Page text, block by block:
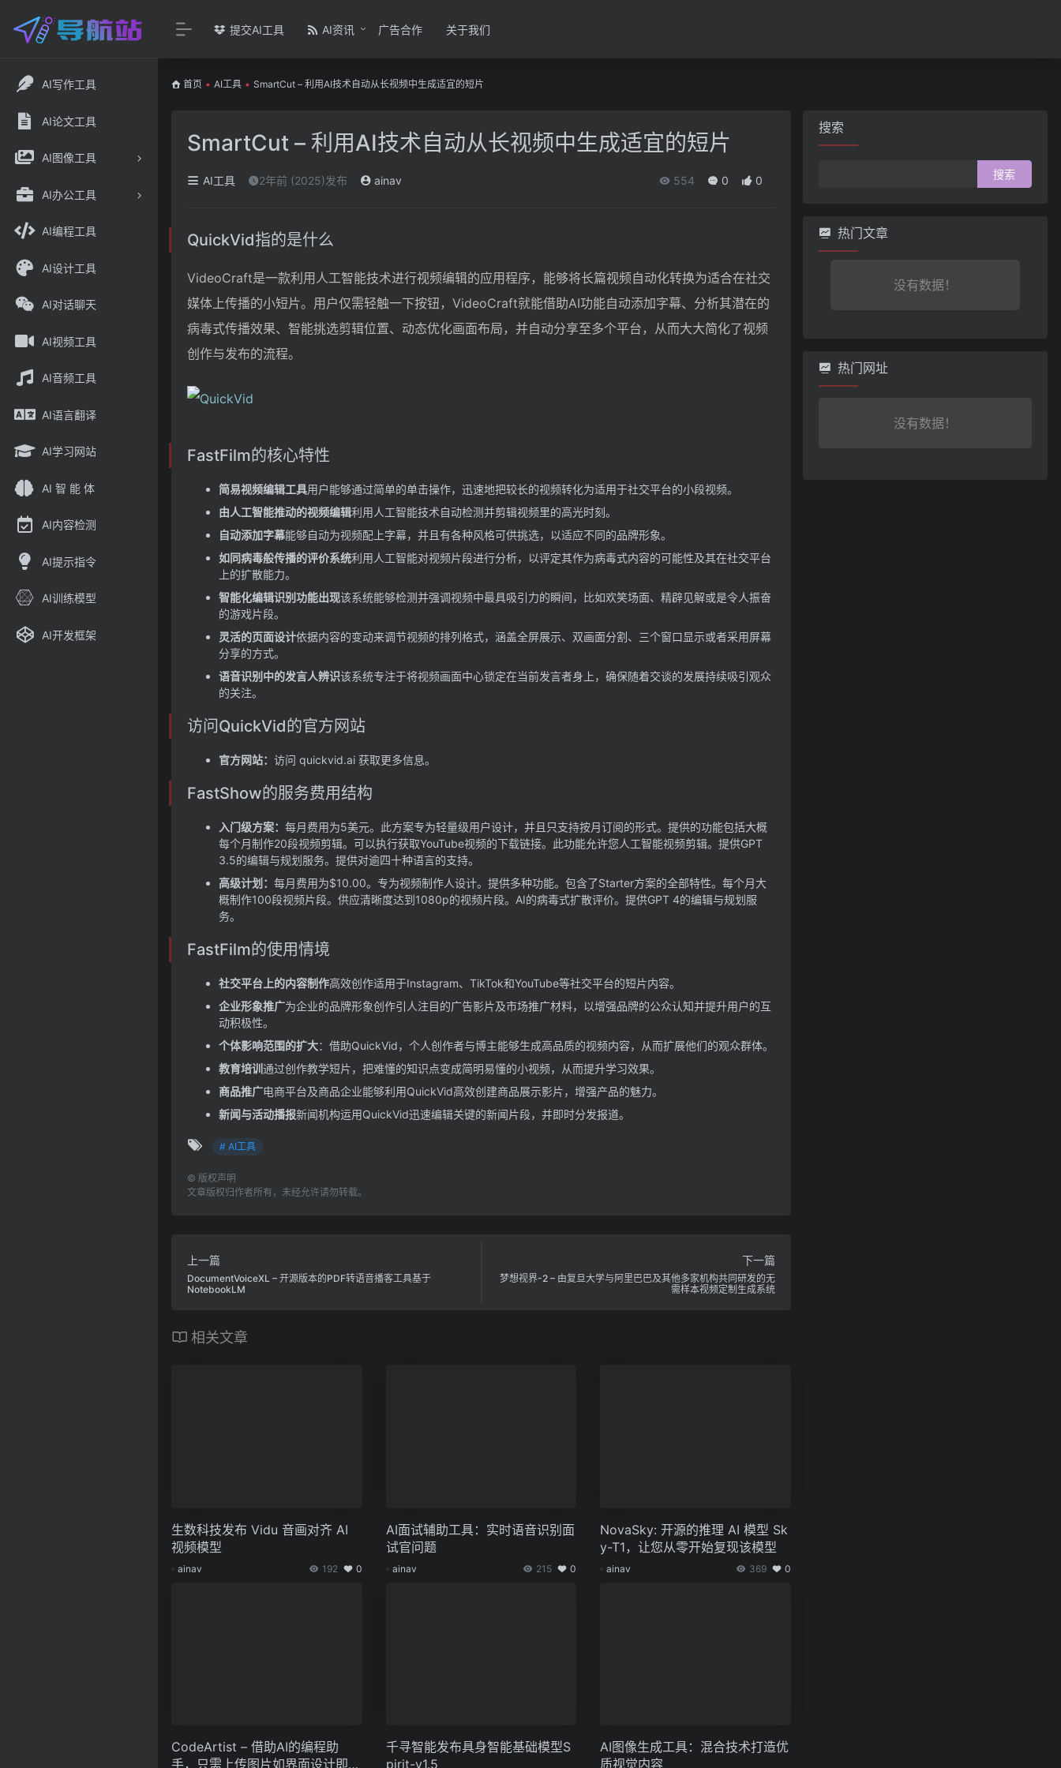
AI写作工具
AI论文工具
AI图像工具
AI办公工具
AI编程工具
AI设计工具
AI对话聊天
AI视频工具
AI音频工具
AI语言翻译
AI学习网站
AI 智 能 体
AI内容检测
AI提示指令
AI训练模型
AI开发框架
提交AI工具 AI资讯 广告合作 关于我们
首页 • AI工具 • SmartCut – 利用AI技术自动从长视频中生成适宜的短片
SmartCut – 利用AI技术自动从长视频中生成适宜的短片
AI工具 2年前 (2025)发布 ainav 554 0 0
QuickVid指的是什么
VideoCraft是一款利用人工智能技术进行视频编辑的应用程序，能够将长篇视频自动化转换为适合在社交
媒体上传播的小短片。用户仅需轻触一下按钮，VideoCraft就能借助AI功能自动添加字幕、分析其潜在的
病毒式传播效果、智能挑选剪辑位置、动态优化画面布局，并自动分享至多个平台，从而大大简化了视频
创作与发布的流程。
FastFilm的核心特性
简易视频编辑工具用户能够通过简单的单击操作，迅速地把较长的视频转化为适用于社交平台的小段视频。
由人工智能推动的视频编辑利用人工智能技术自动检测并剪辑视频里的高光时刻。
自动添加字幕能够自动为视频配上字幕，并且有各种风格可供挑选，以适应不同的品牌形象。
如同病毒般传播的评价系统利用人工智能对视频片段进行分析，以评定其作为病毒式内容的可能性及其在社交平台
上的扩散能力。
智能化编辑识别功能出现该系统能够检测并强调视频中最具吸引力的瞬间，比如欢笑场面、精辟见解或是令人振奋
的游戏片段。
灵活的页面设计依据内容的变动来调节视频的排列格式，涵盖全屏展示、双画面分割、三个窗口显示或者采用屏幕
分享的方式。
语音识别中的发言人辨识该系统专注于将视频画面中心锁定在当前发言者身上，确保随着交谈的发展持续吸引观众
的关注。
访问QuickVid的官方网站
官方网站： 访问 quickvid.ai 获取更多信息。
FastShow的服务费用结构
入门级方案： 每月费用为5美元。此方案专为轻量级用户设计，并且只支持按月订阅的形式。提供的功能包括大概
每个月制作20段视频剪辑。可以执行获取YouTube视频的下载链接。此功能允许您人工智能视频剪辑。 提供GPT
3.5的编辑与规划服务。 提供对逾四十种语言的支持。
高级计划： 每月费用为$10.00。专为视频制作人设计。提供多种功能。 包含了Starter方案的全部特性。 每个月大
概制作100段视频片段。 供应清晰度达到1080p的视频片段。 AI的病毒式扩散评价。 提供GPT 4的编辑与规划服
务。
FastFilm的使用情境
社交平台上的内容制作高效创作适用于Instagram、TikTok和YouTube等社交平台的短片内容。
企业形象推广为企业的品牌形象创作引人注目的广告影片及市场推广材料，以增强品牌的公众认知并提升用户的互
动积极性。
个体影响范围的扩大：借助QuickVid，个人创作者与博主能够生成高品质的视频内容，从而扩展他们的观众群体。
教育培训通过创作教学短片，把难懂的知识点变成简明易懂的小视频，从而提升学习效果。
商品推广电商平台及商品企业能够利用QuickVid高效创建商品展示影片，增强产品的魅力。
新闻与活动播报新闻机构运用QuickVid迅速编辑关键的新闻片段，并即时分发报道。
# AI工具
© 版权声明
文章版权归作者所有，未经允许请勿转载。
上一篇
DocumentVoiceXL – 开源版本的PDF转语音播客工具基于
NotebookLM
下一篇
梦想视界-2 – 由复旦大学与阿里巴巴及其他多家机构共同研发的无
需样本视频定制生成系统
相关文章
生数科技发布 Vidu 音画对齐 AI
视频模型
ainav 192 0
AI面试辅助工具：实时语音识别面
试官问题
ainav 215 0
NovaSky: 开源的推理 AI 模型 Sk
y-T1，让您从零开始复现该模型
ainav 369 0
CodeArtist – 借助AI的编程助
手，只需上传图片如界面设计即可
千寻智能发布具身智能基础模型S
pirit-v1.5
AI图像生成工具：混合技术打造优
质视觉内容
搜索
热门文章
没有数据！
热门网址
没有数据！